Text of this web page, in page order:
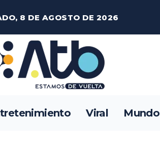
8 DE AGOSTO DE 2026
Viral Mundo